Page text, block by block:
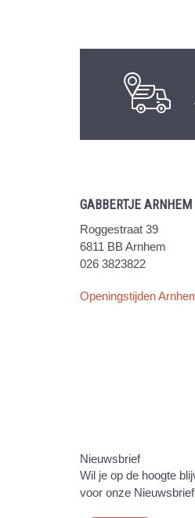
GABBERTJE ARNHEM
Roggestraat 39
6811 BB Arnhem
026 3823822
Openingstijden
Nieuwsbrief
Wil je op de hoogte
voor onze